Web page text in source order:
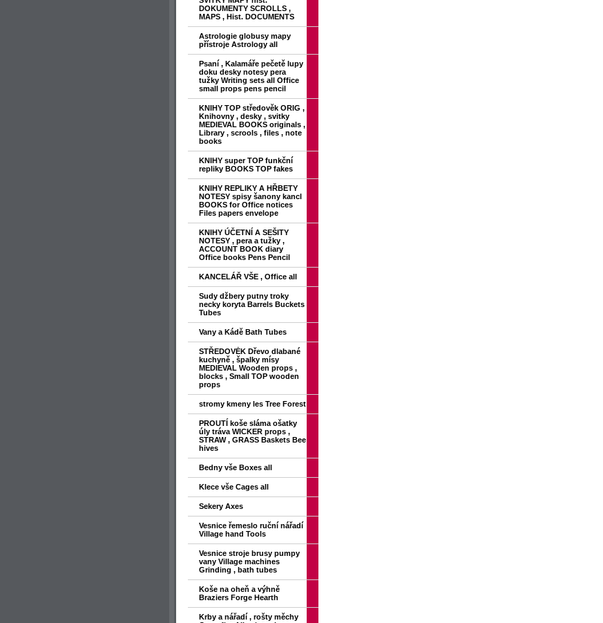
DOKUMENTY SCROLLS ,
MAPS , Hist. DOCUMENTS
Astrologie globusy mapy
přístroje Astrology all
Psaní , Kalamáře pečetě lupy
doku desky notesy pera
tužky Writing sets all Office
small props pens pencil
KNIHY TOP středověk ORIG ,
Knihovny , desky , svitky
MEDIEVAL BOOKS originals ,
Library , scrools , files , note
books
KNIHY super TOP funkční
repliky BOOKS TOP fakes
KNIHY REPLIKY A HŘBETY
NOTESY spisy šanony kancl
BOOKS for Office notices
Files papers envelope
KNIHY ÚČETNÍ A SEŠITY
NOTESY , pera a tužky ,
ACCOUNT BOOK diary
Office books Pens Pencil
KANCELÁŘ VŠE , Office all
Sudy džbery putny troky
necky koryta Barrels Buckets
Tubes
Vany a Kádě Bath Tubes
STŘEDOVĖK Dřevo dlabané
kuchyně , špalky mísy
MEDIEVAL Wooden props ,
blocks , Small TOP wooden
props
stromy kmeny les Tree Forest
PROUTÍ koše sláma ošatky
úly tráva WICKER props ,
STRAW , GRASS Baskets Bee
hives
Bedny vše Boxes all
Klece vše Cages all
Sekery Axes
Vesnice řemeslo ruční nářadí
Village hand Tools
Vesnice stroje brusy pumpy
vany Village machines
Grinding , bath tubes
Koše na oheň a výhně
Braziers Forge Hearth
Krby a nářadí , rošty měchy